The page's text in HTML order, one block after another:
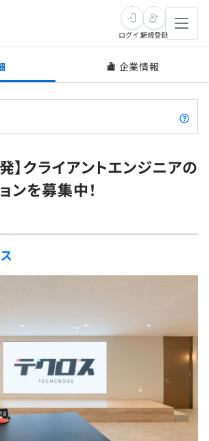
ログイン新規登録
企業情報
】クライアントエンジニアの
ンを募集中！